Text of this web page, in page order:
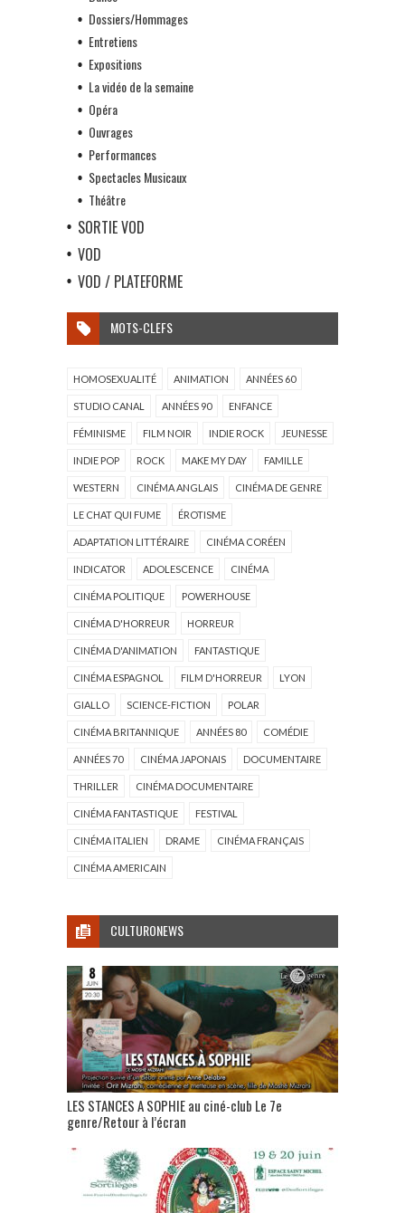
Dossiers/Hommages
Entretiens
Expositions
La vidéo de la semaine
Opéra
Ouvrages
Performances
Spectacles Musicaux
Théâtre
SORTIE VOD
VOD
VOD / PLATEFORME
MOTS-CLEFS
HOMOSEXUALITÉ ANIMATION ANNÉES 60
STUDIO CANAL ANNÉES 90 ENFANCE
FÉMINISME FILM NOIR INDIE ROCK JEUNESSE
INDIE POP ROCK MAKE MY DAY FAMILLE
WESTERN CINÉMA ANGLAIS CINÉMA DE GENRE
LE CHAT QUI FUME ÉROTISME
ADAPTATION LITTÉRAIRE CINÉMA CORÉEN
INDICATOR ADOLESCENCE CINÉMA
CINÉMA POLITIQUE POWERHOUSE
CINÉMA D'HORREUR HORREUR
CINÉMA D'ANIMATION FANTASTIQUE
CINÉMA ESPAGNOL FILM D'HORREUR LYON
GIALLO SCIENCE-FICTION POLAR
CINÉMA BRITANNIQUE ANNÉES 80 COMÉDIE
ANNÉES 70 CINÉMA JAPONAIS DOCUMENTAIRE
THRILLER CINÉMA DOCUMENTAIRE
CINÉMA FANTASTIQUE FESTIVAL
CINÉMA ITALIEN DRAME CINÉMA FRANÇAIS
CINÉMA AMERICAIN
CULTURONEWS
LES STANCES A SOPHIE au ciné-club Le 7e
genre/Retour à l’écran